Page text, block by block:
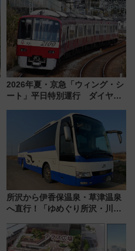
品グルメ登場で駅前の過ごし方
はどう変わる？
2026年夏・京急「ウィング・シ
ート」平日特別運行 ダイヤ・
三浦海岸を堪能できるお出かけ
プランもご紹介
所沢から伊香保温泉・草津温泉
へ直行！「ゆめぐり所沢・川越
軽に 運行ダイヤ・運賃を解説